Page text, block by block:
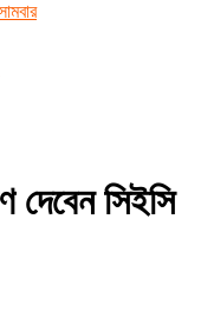
দেবেন সিইসি